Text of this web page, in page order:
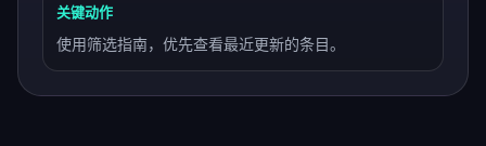
关键动作
使用筛选指南，优先查看最近更新的条目。